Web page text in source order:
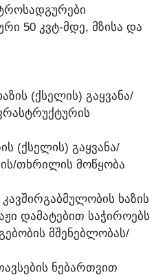
50 ᲙᲕᲢ-ᲛᲓᲔ, ᲛᲖᲘᲡᲐ ᲓᲐ
(ᲥᲡᲔᲚᲘᲡ) ᲒᲐᲧᲕᲐᲜᲐ/
(ᲥᲡᲔᲚᲘᲡ) ᲒᲐᲧᲕᲐᲜᲐ/
ᲗᲮᲠᲘᲚᲘᲡ ᲛᲝᲬᲧᲝᲑᲐ
ᲮᲐᲖᲘᲡ
ᲓᲐᲛᲐᲢᲔᲑᲘᲗ ᲡᲐᲭᲘᲠᲝᲔᲑᲡ
ᲛᲨᲔᲜᲔᲑᲚᲝᲑᲐᲡ/
ᲜᲔᲑᲐᲠᲗᲕᲘᲗ